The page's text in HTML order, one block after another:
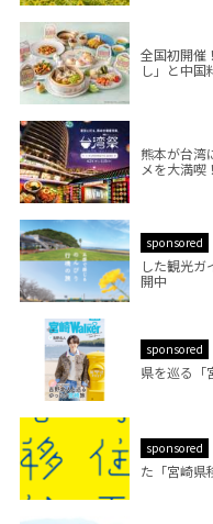
全国初開催
し」と中国
熊本が台湾
メを大満喫！
sponsored
した観光
開中
sponsored
県を巡る「
sponsored
た「宮崎県